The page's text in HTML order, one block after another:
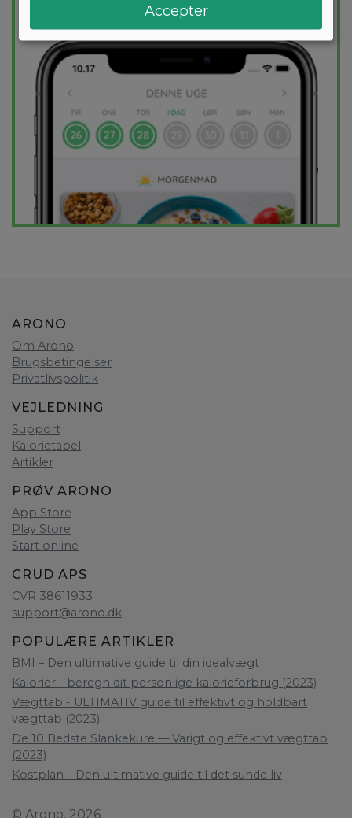
PRØVGRATIS
ARONO
Om Arono
Brugsbetingelser
Privatlivspolitik
VEJLEDNING
Support
Kalorietabel
Artikler
PRØV ARONO
App Store
Play Store
Start online
CRUD APS
CVR 38611933
support@arono.dk
POPULÆRE ARTIKLER
BMI – Den ultimative guide til din idealvægt
Kalorier - beregn dit personlige kalorieforbrug (2023)
Vægttab - ULTIMATIV guide til effektivt og holdbart
vægttab (2023)
De 10 Bedste Slankekure — Varigt og effektivt vægttab
(2023)
Kostplan – Den ultimative guide til det sunde liv
© Arono, 2026
Accepter